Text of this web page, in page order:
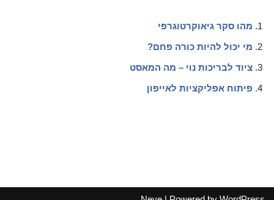
מהו סקר גיאוקרטוגרפי
מי יכול להיות כורה פחם?
ציוד לבריכות נוי – מה המאסט
פיתוח אפליקציות לאייפון